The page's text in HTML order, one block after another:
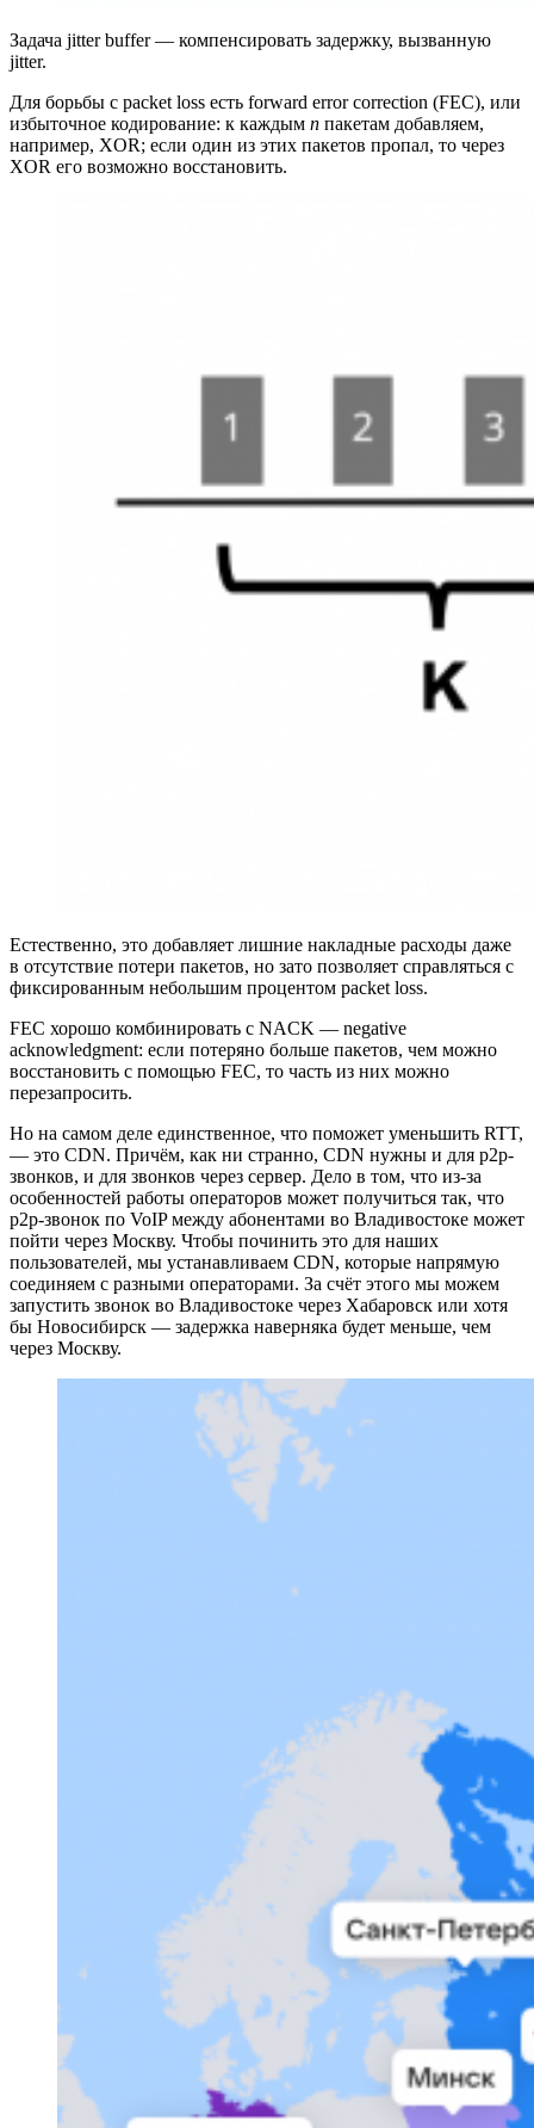
Задача jitter buffer — компенсировать задержку, вызванную
jitter.
Для борьбы с packet loss есть forward error correction (FEC), или
избыточное кодирование: к каждым n пакетам добавляем,
например, XOR; если один из этих пакетов пропал, то через
XOR его возможно восстановить.
Естественно, это добавляет лишние накладные расходы даже
в отсутствие потери пакетов, но зато позволяет справляться с
фиксированным небольшим процентом packet loss.
FEC хорошо комбинировать с NACK — negative
acknowledgment: если потеряно больше пакетов, чем можно
восстановить с помощью FEC, то часть из них можно
перезапросить.
Но на самом деле единственное, что поможет уменьшить RTT,
— это CDN. Причём, как ни странно, CDN нужны и для p2p-
звонков, и для звонков через сервер. Дело в том, что из-за
особенностей работы операторов может получиться так, что
p2p-звонок по VoIP между абонентами во Владивостоке может
пойти через Москву. Чтобы починить это для наших
пользователей, мы устанавливаем CDN, которые напрямую
соединяем с разными операторами. За счёт этого мы можем
запустить звонок во Владивостоке через Хабаровск или хотя
бы Новосибирск — задержка наверняка будет меньше, чем
через Москву.